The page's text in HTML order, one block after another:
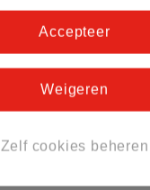
Impact Score.
Zelf cookies beheren
Weigeren
Accepteer